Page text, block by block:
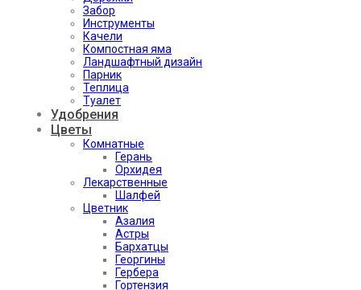
Забор
Инструменты
Качели
Компостная яма
Ландшафтный дизайн
Парник
Теплица
Туалет
Удобрения
Цветы
Комнатные
Герань
Орхидея
Лекарственные
Шалфей
Цветник
Азалия
Астры
Бархатцы
Георгины
Гербера
Гортензия